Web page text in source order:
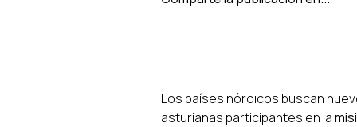
Los países nórdicos buscan
asturianas participantes en la